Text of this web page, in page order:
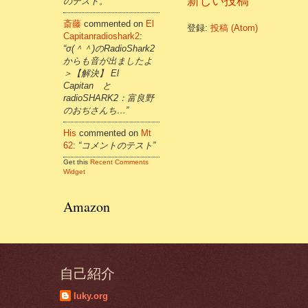
登録: 投稿 (Atom)
斎藤 commented on El
Capitanradioshark2:
“σ(＾＾)のRadioShark2
からも音が出ましたよ
＞【解決】 El
Capitan と
radioSHARK2：富良野
のおぢさんち…”
His commented on Mt
62: “コメントのテスト”
Get this Recent Comments
Widget
Amazon
自己紹介
luky.org